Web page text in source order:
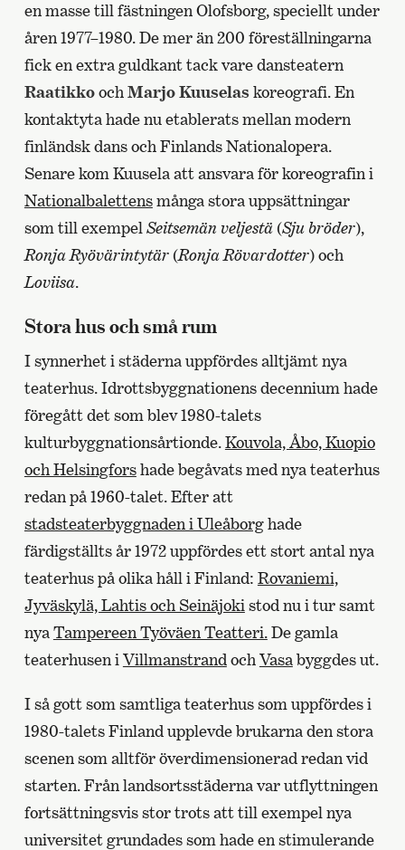
en masse till fästningen Olofsborg, speciellt under
åren 1977–1980. De mer än 200 föreställningarna
fick en extra guldkant tack vare dansteatern
RaatikkoochMarjo Kuuselas koreografi. En
kontaktyta hade nu etablerats mellan modern
finländsk dans och Finlands Nationalopera.
Senare kom Kuusela att ansvara för koreografin i
Nationalbalettensmånga stora uppsättningar
som till exempelSeitsemän veljestä(Sju bröder),
Ronja Ryövärintytär(Ronja Rövardotter) och
Loviisa.
Stora hus och små rum
I synnerhet i städerna uppfördes alltjämt nya
teaterhus. Idrottsbyggnationens decennium hade
föregått det som blev 1980-talets
kulturbyggnationsårtionde.Kouvola, Åbo, Kuopio
och Helsingforshade begåvats med nya teaterhus
redan på 1960-talet. Efter att
stadsteaterbyggnaden i Uleåborghade
färdigställts år 1972 uppfördes ett stort antal nya
teaterhus på olika håll i Finland: Rovaniemi,
Jyväskylä, Lahtis och Seinäjoki stod nu i tur samt
nyaTampereen Työväen Teatteri.De gamla
teaterhusen i Villmanstrand och Vasabyggdes ut.
I så gott som samtliga teaterhus som uppfördes i
1980-talets Finland upplevde brukarna den stora
scenen som alltför överdimensionerad redan vid
starten. Från landsortsstäderna var utflyttningen
fortsättningsvis stor trots att till exempel nya
universitet grundades som hade en stimulerande